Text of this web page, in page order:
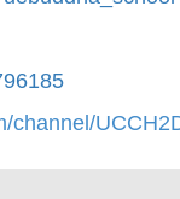
channel/